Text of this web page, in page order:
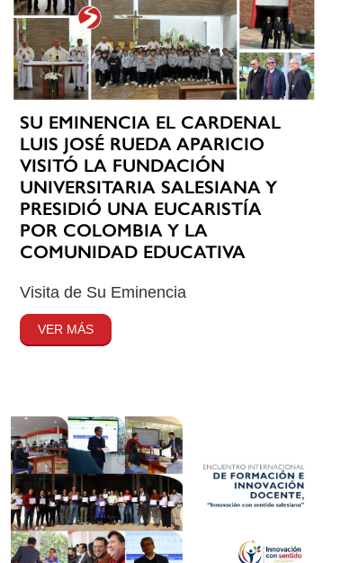
SU EMINENCIA EL CARDENAL
LUIS JOSÉ RUEDA APARICIO
VISITÓ LA FUNDACIÓN
UNIVERSITARIA SALESIANA Y
PRESIDIÓ UNA EUCARISTÍA
POR COLOMBIA Y LA
COMUNIDAD EDUCATIVA
Visita de Su Eminencia
VER MÁS